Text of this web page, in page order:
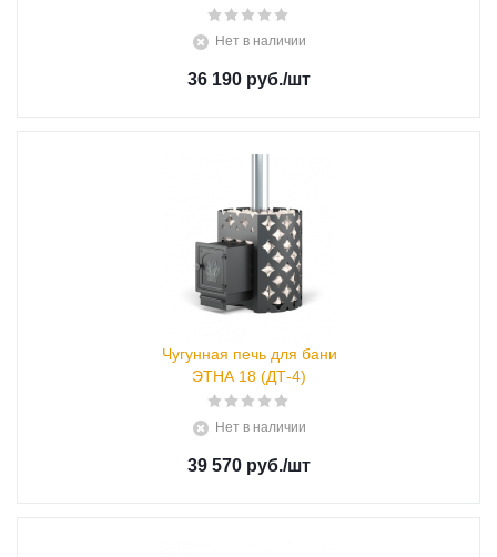
Нет в наличии
36 190 руб./шт
Чугунная печь для бани
ЭТНА 18 (ДТ-4)
Нет в наличии
39 570 руб./шт